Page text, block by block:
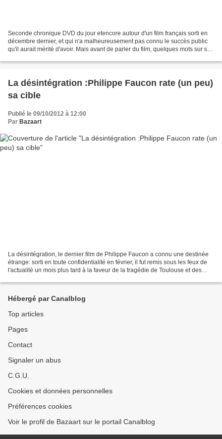
Seconde chronique DVD du jour etencore autour d'un film français sorti en
décembre dernier, et qui n'a malheureusement pas connu le succès public
qu'il aurait mérité d'avoir. Mais avant de parler du film, quelques mots sur son
La désintégration :Philippe Faucon rate (un peu)
sa cible
Publié le 09/10/2012 à 12:00
Par Bazaart
La désintégration, le dernier film de Philippe Faucon a connu une destinée
étrange: sorti en toute confidentialité en février, il fut remis sous les feux de
l'actualité un mois plus tard à la faveur de la tragédie de Toulouse et des
Hébergé par Canalblog
Top articles
Pages
Contact
Signaler un abus
C.G.U.
Cookies et données personnelles
Préférences cookies
Voir le profil de Bazaart sur le portail Canalblog